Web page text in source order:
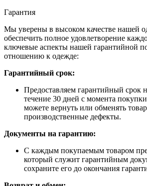
Гарантия
Мы уверены в высоком качестве нашей
обеспечить полное удовлетворение
ключевые аспекты нашей гарантийной
отношению к одежде:
Гарантийный срок:
Предоставляем гарантийный срок
течение 30 дней с момента
можете вернуть или обменять
производственные дефекты.
Документы на гарантию:
С каждым покупаемым товаром
который служит гарантийным
сохраните его до окончания